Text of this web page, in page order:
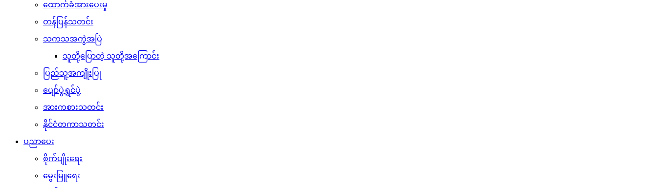
ထောက်ခံအားပေးမှု
တန်ပြန်သတင်း
သကသအကွဲအပြဲ
သူတို့ပြောတဲ့ သူတို့အကြောင်း
ပြည်သူ့အကျိုးပြု
ပျော်ပွဲရွှင်ပွဲ
အားကစားသတင်း
နိုင်ငံတကာသတင်း
ပညာပေး
စိုက်ပျိုးရေး
မွေးမြူရေး